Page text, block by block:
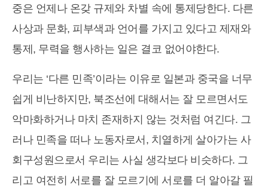
중은 언제나 온갖 규제와 차별 속에 통제당한다. 다른
사상과 문화, 피부색과 언어를 가지고 있다고 제재와
통제, 무력을 행사하는 일은 결코 없어야한다.
우리는 ‘다른 민족’이라는 이유로 일본과 중국을 너무
쉽게 비난하지만, 북조선에 대해서는 잘 모르면서도
악마화하거나 마치 존재하지 않는 것처럼 여긴다. 그
러나 민족을 떠나 노동자로서, 치열하게 살아가는 사
회구성원으로서 우리는 사실 생각보다 비슷하다. 그
리고 여전히 서로를 잘 모르기에 서로를 더 알아갈 필